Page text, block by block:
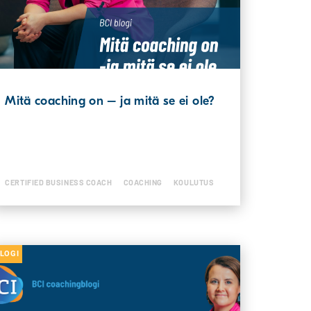
Mitä coaching on – ja mitä se ei ole?
CERTIFIED BUSINESS COACH COACHING KOULUTUS